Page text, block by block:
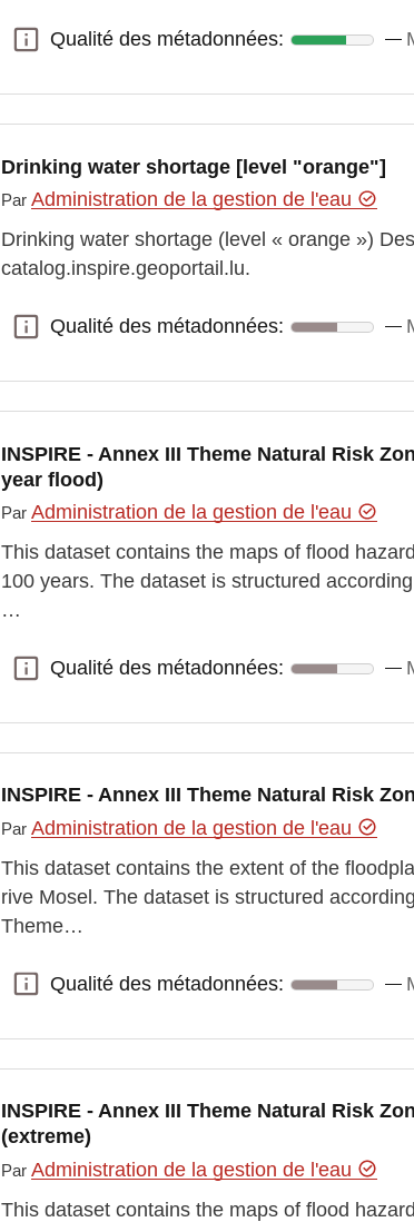
Qualité des métadonnées:
Qualité des métadonnées:
Drinking water shortage [level "orange"]
ParAdministration de la gestion de l'eau
Drinking water shortage (level « orange »)
catalog.inspire.geoportail.lu.
Qualité des métadonnées:
Qualité des métadonnées:
INSPIRE - Annex III Theme Natural Risk
year flood)
ParAdministration de la gestion de l'eau
This dataset contains the maps of flood
100 years. The dataset is structured
…
Qualité des métadonnées:
Qualité des métadonnées:
INSPIRE - Annex III Theme Natural Risk
ParAdministration de la gestion de l'eau
This dataset contains the extent of the
rive Mosel. The dataset is structured
Theme…
Qualité des métadonnées:
Qualité des métadonnées:
INSPIRE - Annex III Theme Natural Risk
(extreme)
ParAdministration de la gestion de l'eau
This dataset contains the maps of flood